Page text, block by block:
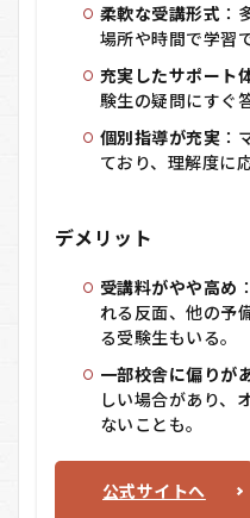
柔軟な受講形式 ：
場所や時間で学習
充実したサポート
験生の疑問にすぐ
個別指導が充実 ：
ており、理解度に
デメリット
受講料がやや高め
れる反面、他の予
る受験生もいる。
一部校舎に偏りが
しい場合があり、
ないことも。
公式サイトへ